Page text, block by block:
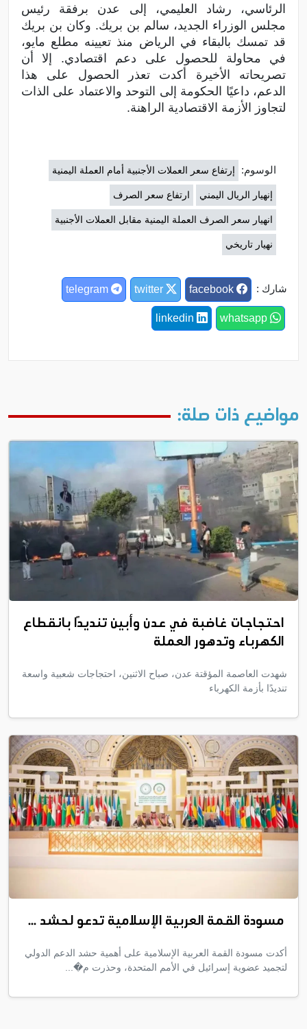
الرئاسي، رشاد العليمي، إلى عدن برفقة رئيس
مجلس الوزراء الجديد، سالم بن بريك. وكان بن بريك
قد تمسك بالبقاء في الرياض منذ تعيينه مطلع مايو،
في محاولة للحصول على دعم اقتصادي. إلا أن
تصريحاته الأخيرة أكدت تعذر الحصول على هذا
الدعم، داعيًا الحكومة إلى التوحد والاعتماد على الذات
لتجاوز الأزمة الاقتصادية الراهنة.
الوسوم: إرتفاع سعر العملات الأجنبية أمام العملة اليمنية
إنهيار الريال اليمني ارتفاع سعر الصرف
انهيار سعر الصرف العملة اليمنية مقابل العملات الأجنبية
نهيار تاريخي
شارك :
مواضيع ذات صلة:
احتجاجات غاضبة في عدن وأبين تنديدًا بانقطاع
الكهرباء وتدهور العملة
شهدت العاصمة المؤقتة عدن، صباح الاثنين، احتجاجات شعبية واسعة
تنديدًا بأزمة الكهرباء
مسودة القمة العربية الإسلامية تدعو لحشد ...
أكدت مسودة القمة العربية الإسلامية على أهمية حشد الدعم الدولي
لتجميد عضوية إسرائيل في الأمم المتحدة، وحذرت م�...